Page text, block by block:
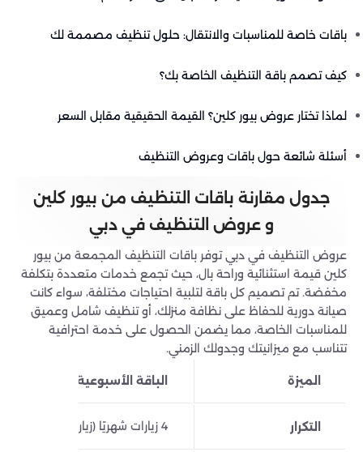
باقات خاصة للمناسبات والانتقال: حلول تنظيف مصممة لك
كيف تصمم باقة التنظيف الخاصة بك؟
لماذا تختار عروض بيور كلين؟ القيمة الحقيقية مقابل السعر
أسئلة شائعة حول باقات وعروض التنظيف
جدول مقارنة باقات التنظيف من بيور كلين
و عروض التنظيف في دبي
عروض التنظيف في دبي توفر باقات التنظيف المجمعة من بيور
كلين قيمة استثنائية وراحة بال، حيث تجمع خدمات متعددة بتكلفة
مخفضة. تم تصميم كل باقة لتلبية احتياجات مختلفة، سواء كانت
صيانة دورية للحفاظ على نظافة منزلك، أو تنظيف شامل وعميق
للمناسبات الخاصة، مما يضمن الحصول على خدمة احترافية
تتناسب مع ميزانيتك وجدولك الزمني.
الميزة الباقة الأسبوعية (صيانة)
التكرار 4 زيارات شهريًا (زيارة/أسبوع)